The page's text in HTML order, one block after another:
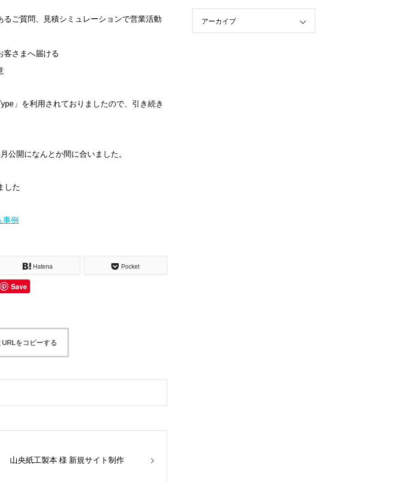
ご質問、見積シミュレーションで営業活動
客さまへ届ける
」を利用されておりましたので、引き続き
公開になんとか間に合いました。
した
事例
Hatena Pocket
Save
をコピーする
山央紙工製本 様 新規サイト制作
アーカイブ